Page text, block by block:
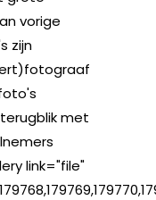
vorige
zijn
met
link="file"